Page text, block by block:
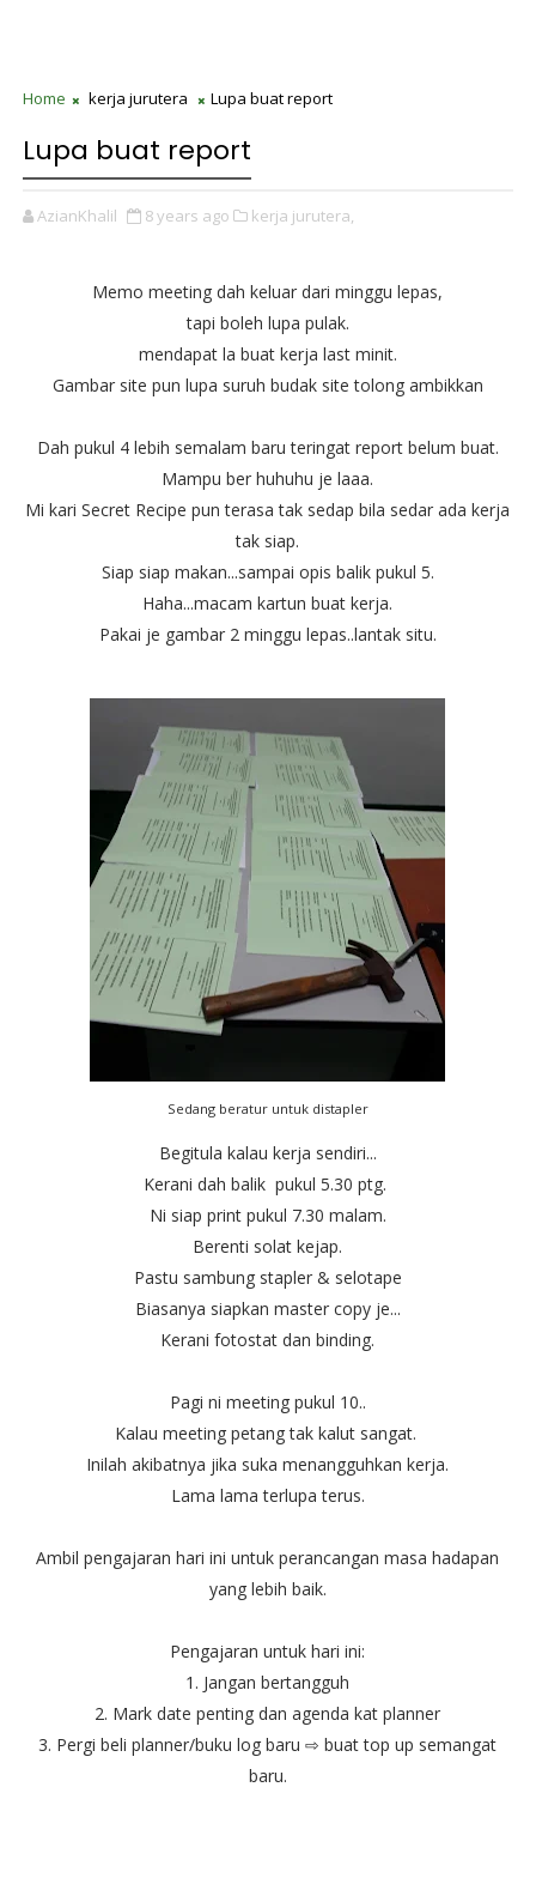
Home kerja jurutera Lupa buat report
Lupa buat report
AzianKhalil 8 years ago kerja jurutera,
Memo meeting dah keluar dari minggu lepas,
tapi boleh lupa pulak.
mendapat la buat kerja last minit.
Gambar site pun lupa suruh budak site tolong ambikkan
Dah pukul 4 lebih semalam baru teringat report belum buat.
Mampu ber huhuhu je laaa.
Mi kari Secret Recipe pun terasa tak sedap bila sedar ada kerja
tak siap.
Siap siap makan...sampai opis balik pukul 5.
Haha...macam kartun buat kerja.
Pakai je gambar 2 minggu lepas..lantak situ.
Sedang beratur untuk distapler
Begitula kalau kerja sendiri...
Kerani dah balik pukul 5.30 ptg.
Ni siap print pukul 7.30 malam.
Berenti solat kejap.
Pastu sambung stapler & selotape
Biasanya siapkan master copy je...
Kerani fotostat dan binding.
Pagi ni meeting pukul 10..
Kalau meeting petang tak kalut sangat.
Inilah akibatnya jika suka menangguhkan kerja.
Lama lama terlupa terus.
Ambil pengajaran hari ini untuk perancangan masa hadapan
yang lebih baik.
Pengajaran untuk hari ini:
1. Jangan bertangguh
2. Mark date penting dan agenda kat planner
3. Pergi beli planner/buku log baru ⇨ buat top up semangat
baru.